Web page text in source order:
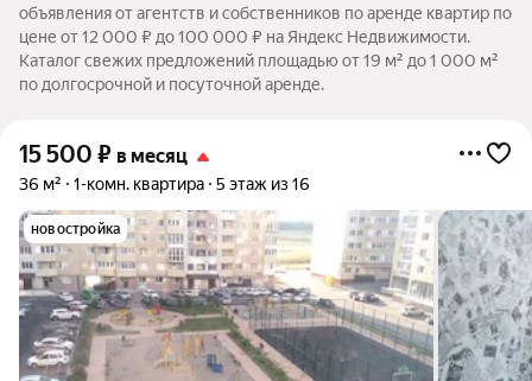
объявления от агентств и собственников по аренде квартир по
цене от 12 000 ₽ до 100 000 ₽ на Яндекс Недвижимости.
Каталог свежих предложений площадью от 19 м² до 1 000 м²
по долгосрочной и посуточной аренде.
15 500 ₽ в месяц
36 м² 1-комн. квартира 5 этаж из 16
новостройка